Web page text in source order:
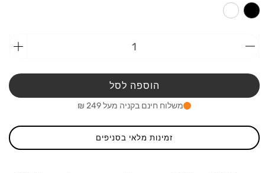
מ-אוזניות
מ-
JBL
הוספה לסל
משלוח חינם בקניה מעל 249 ₪
זמינות מלאי בסניפים